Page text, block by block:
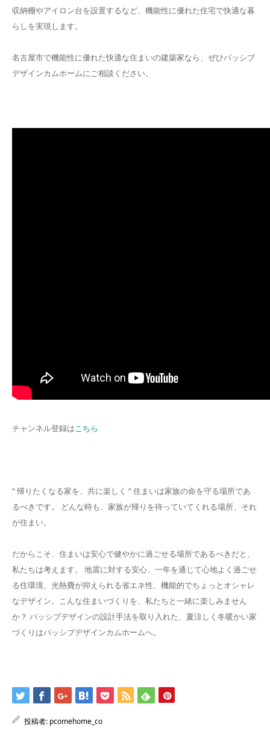
収納棚やアイロン台を設置するなど、機能性に優れた住宅で快適な暮
らしを実現します。
名古屋市で機能性に優れた快適な住まいの建築家なら、ぜひパッシブ
デザインカムホームにご相談ください。
チャンネル登録はこちら
“ 帰りたくなる家を、共に楽しく ” 住まいは家族の命を守る場所であ
るべきです。 どんな時も、家族が帰りを待っていてくれる場所、それ
が住まい。
だからこそ、住まいは安心で健やかに過ごせる場所であるべきだと、
私たちは考えます。 地震に対する安心、一年を通じて心地よく過ごせ
る住環境、光熱費が抑えられる省エネ性、機能的でちょっとオシャレ
なデザイン。こんな住まいづくりを、私たちと一緒に楽しみません
か？ パッシブデザインの設計手法を取り入れた、夏涼しく冬暖かい家
づくりはパッシブデザインカムホームへ。
投稿者: pcomehome_co